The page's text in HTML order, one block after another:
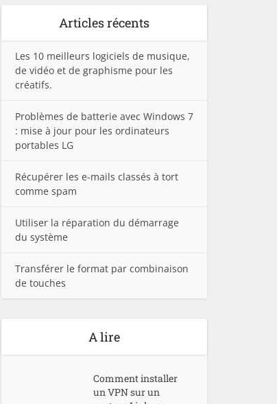
Articles récents
Les 10 meilleurs logiciels de musique,
de vidéo et de graphisme pour les
créatifs.
Problèmes de batterie avec Windows 7
: mise à jour pour les ordinateurs
portables LG
Récupérer les e-mails classés à tort
comme spam
Utiliser la réparation du démarrage
du système
Transférer le format par combinaison
de touches
A lire
Comment installer
un VPN sur un